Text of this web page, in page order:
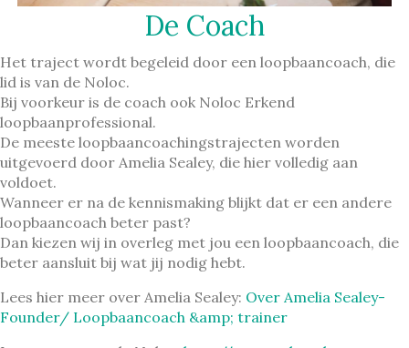
De Coach
Het traject wordt begeleid door een loopbaancoach, die
lid is van de Noloc.
Bij voorkeur is de coach ook Noloc Erkend
loopbaanprofessional.
De meeste loopbaancoachingstrajecten worden
uitgevoerd door Amelia Sealey, die hier volledig aan
voldoet.
Wanneer er na de kennismaking blijkt dat er een andere
loopbaancoach beter past?
Dan kiezen wij in overleg met jou een loopbaancoach, die
beter aansluit bij wat jij nodig hebt.
Lees hier meer over Amelia Sealey: Over Amelia Sealey-
Founder/ Loopbaancoach &amp; trainer